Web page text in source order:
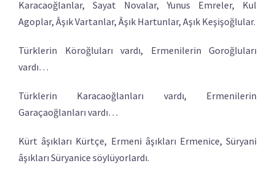
Karacaoğlanlar, Sayat Novalar, Yunus Emreler, Kul
Agoplar, Âşık Vartanlar, Âşık Hartunlar, Aşık Keşişoğlular.
Türklerin Köroğluları vardı, Ermenilerin Goroğluları
vardı…
Türklerin Karacaoğlanları vardı, Ermenilerin
Garaçaoğlanları vardı…
Kürt âşıkları Kürtçe, Ermeni âşıkları Ermenice, Süryani
âşıkları Süryanice söylüyorlardı.